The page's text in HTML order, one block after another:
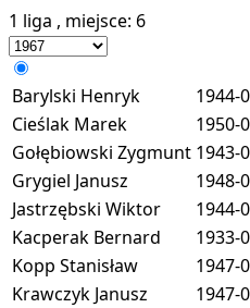
1 liga , miejsce: 6
Barylski Henryk 1944-
Cieślak Marek
1950-
Gołębiowski Zygmunt 1943-
Grygiel Janusz
1948-
Jastrzębski Wiktor
1944-
Kacperak Bernard
1933-
Kopp Stanisław
1947-
Krawczyk Janusz
1947-